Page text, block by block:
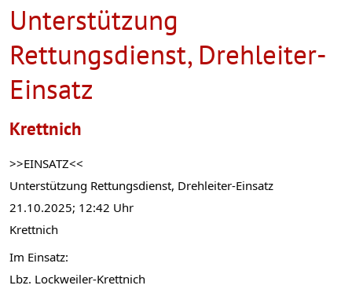
Unterstützung
Rettungsdienst, Drehleiter-
Einsatz
Krettnich
>>EINSATZ<<
Unterstützung Rettungsdienst, Drehleiter-Einsatz
21.10.2025; 12:42 Uhr
Krettnich
Im Einsatz:
Lbz. Lockweiler-Krettnich